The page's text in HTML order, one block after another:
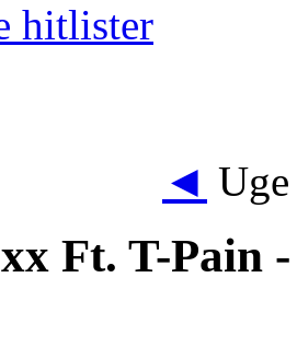
hitlister
◄
Ft. T-Pain